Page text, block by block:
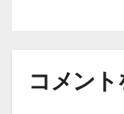
コメン